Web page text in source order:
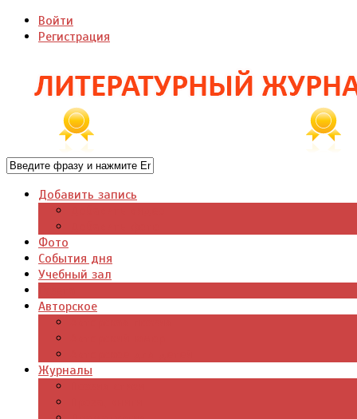
Войти
Регистрация
Добавить запись
Фото
События дня
Учебный зал
Авторское
Журналы